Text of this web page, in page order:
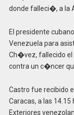
donde falleci�, a la
El presidente
Venezuela para
Ch�vez, fallecido el
contra un c�ncer
Castro fue recibido
Caracas, a las
Exteriores